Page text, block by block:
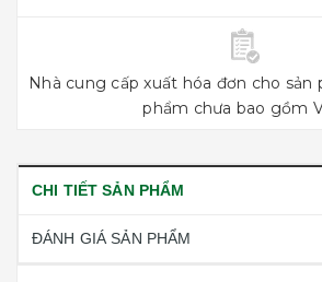
Nhà cung cấp xuất hóa đơn cho sản
phẩm chưa bao gồm
CHI TIẾT SẢN PHẨM
ĐÁNH GIÁ SẢN PHẨM